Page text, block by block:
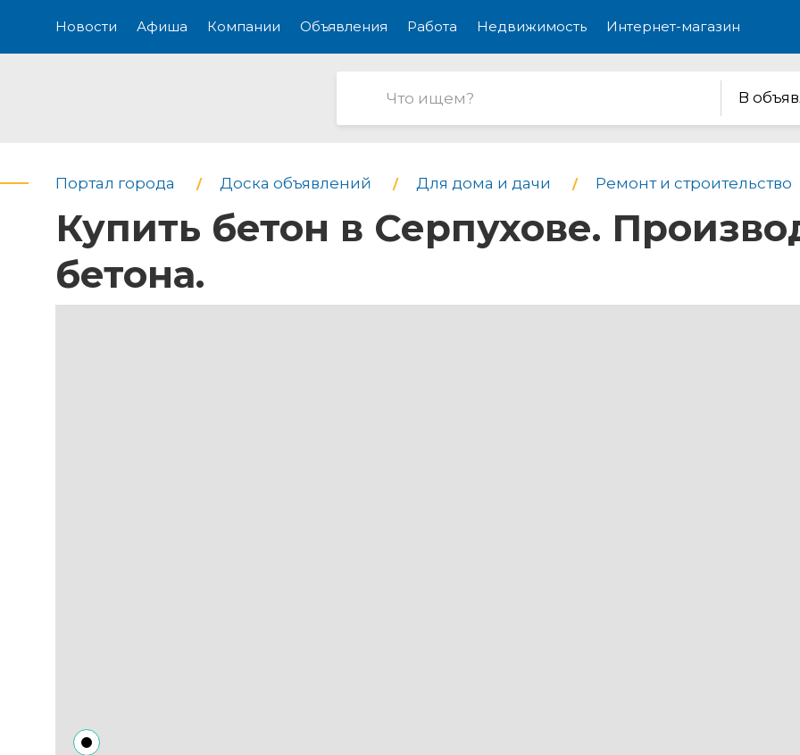
Новости Афиша Компании Объявления Работа Недвижимость Интернет-магазин
В
Портал города Доска объявлений Для дома и дачи Ремонт и строительство
Купить бетон в Серпухове.
бетона.